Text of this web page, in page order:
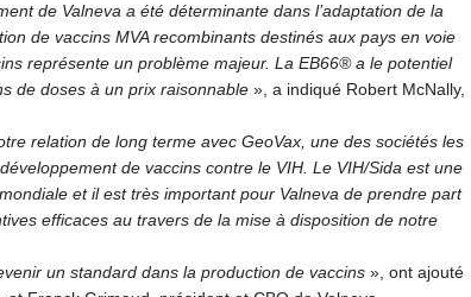
de Valneva a été déterminante dans l’adaptation de la
de vaccins MVA recombinants destinés aux pays en voie
représente un problème majeur. La EB66® a le potentiel
de doses à un prix raisonnable», a indiqué Robert McNally,
relation de long terme avec GeoVax, une des sociétés les
de vaccins contre le VIH. Le VIH/Sida est une
et il est très important pour Valneva de prendre part
efficaces au travers de la mise à disposition de notre
un standard dans la production de vaccins », ont ajouté